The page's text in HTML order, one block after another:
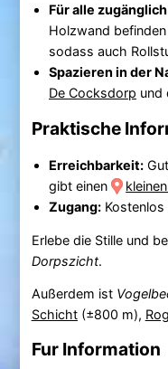
Für alle
Holzwand
sodass auch
Spazieren in der
De Cocksdorp und
Praktische
Erreichbarkeit:
gibt einen
Zugang:Kostenlos
Erlebe die Stille und
Dorpszicht.
Außerdem ist
Schicht(±800 m),
Fur Information